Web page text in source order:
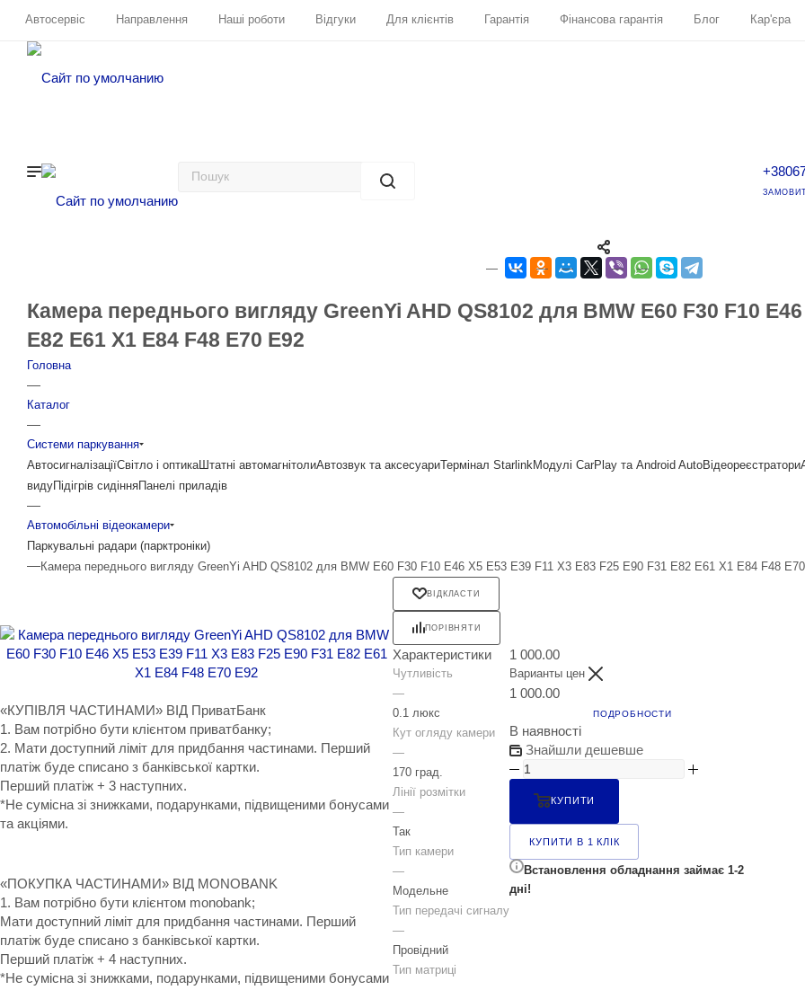
Автосервіс Направлення Наші роботи Відгуки Для клієнтів Гарантія Фінансова гарантія Блог Кар'єра
Камера переднього вигляду GreenYi AHD QS8102 для BMW E60 F30 F10
E82 E61 X1 E84 F48 E70 E92
Головна
—
Каталог
—
Системи паркування
АвтосигналізаціїСвітло і оптикаШтатні автомагнітолиАвтозвук та аксесуариТермінал StarlinkМодулі CarPlay та Android AutoВідеореєстратори
видуПідігрів сидінняПанелі приладів
—
Автомобільні відеокамери
Паркувальні радари (парктроніки)
—Камера переднього вигляду GreenYi AHD QS8102 для BMW E60 F30 F10 E46 X5 E53 E39 F11 X3 E83 F25 E90 F31 E82 E61 X1 E84 F48
«КУПІВЛЯ ЧАСТИНАМИ» ВІД ПриватБанк
1. Вам потрібно бути клієнтом приватбанку;
2. Мати доступний ліміт для придбання частинами. Перший
платіж буде списано з банківської картки.
Перший платіж + 3 наступних.
*Не сумісна зі знижками, подарунками, підвищеними бонусами
та акціями.
«ПОКУПКА ЧАСТИНАМИ» ВІД MONOBANK
1. Вам потрібно бути клієнтом monobank;
Мати доступний ліміт для придбання частинами. Перший
платіж буде списано з банківської картки.
Перший платіж + 4 наступних.
*Не сумісна зі знижками, подарунками, підвищеними бонусами
ВІДКЛАСТИ
ПОРІВНЯТИ
Характеристики
Чутливість
—
0.1 люкс
Кут огляду камери
—
170 град.
Лінії розмітки
—
Так
Тип камери
—
Модельне
Тип передачі сигналу
—
Провідний
Тип матриці
1 000.00
Варианты цен
1 000.00
ПОДРОБНОСТИ
В наявності
Знайшли дешевше
КУПИТИ
КУПИТИ В 1 КЛІК
Встановлення обладнання займає 1-2
дні!